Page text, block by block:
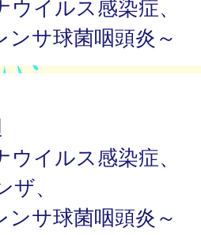
ウイルス感染症、
ンサ球菌咽頭炎～
ウイルス感染症、
、
ンサ球菌咽頭炎～